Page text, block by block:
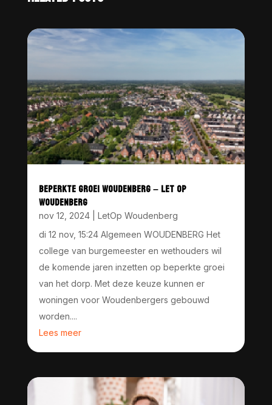
BEPERKTE GROEI WOUDENBERG – LET OP
WOUDENBERG
nov 12, 2024| LetOp Woudenberg
di 12 nov, 15:24 Algemeen WOUDENBERG Het
college van burgemeester en wethouders wil
de komende jaren inzetten op beperkte groei
van het dorp. Met deze keuze kunnen er
woningen voor Woudenbergers gebouwd
worden....
Lees meer